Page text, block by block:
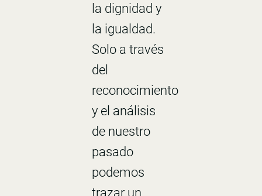
la dignidad y
la igualdad.
Solo a través
del
reconocimiento
y el análisis
de nuestro
pasado
podemos
trazar un